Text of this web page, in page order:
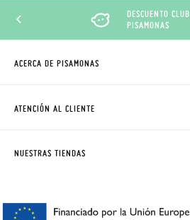
DESCUENTO CLUB
PISAMONAS
ACERCA DE PISAMONAS
CÓMO COMPRAR
AVISO LEGAL, PRIVACIDAD Y COOKIES
ATENCIÓN AL CLIENTE
PREGUNTAS FRECUENTES
NUESTRAS TIENDAS